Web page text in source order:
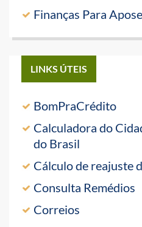
Finanças Para
LINKS ÚTEIS
BomPraCrédito
Calculadora do
do Brasil
Cálculo de reajuste
Consulta Remédios
Correios